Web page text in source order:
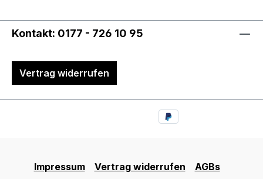
Kontakt: 0177 - 726 10 95
Vertrag widerrufen
Impressum Vertrag widerrufen AGBs